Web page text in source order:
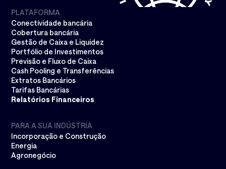
PLATAFORMA
Conectividade bancária
Cobertura bancária
Gestão de Caixa e Liquidez
Portfólio de Investimentos
Previsão e Fluxo de Caixa
Cash Pooling e Transferências
Extratos Bancários
Tarifas Bancárias
Relatórios Financeiros
PARA A SUA INDÚSTRIA
Incorporação e Construção
Energia
Agronegócio